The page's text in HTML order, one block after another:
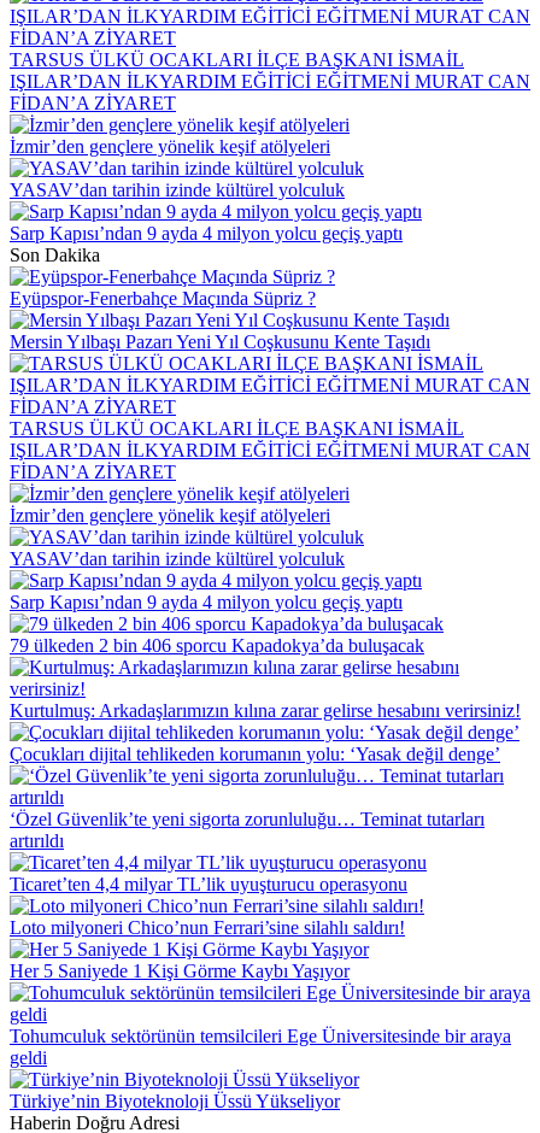
TARSUS ÜLKÜ OCAKLARI İLÇE BAŞKANI İSMAİL
IŞILAR’DAN İLKYARDIM EĞİTİCİ EĞİTMENİ MURAT CAN
FİDAN’A ZİYARET
İzmir’den gençlere yönelik keşif atölyeleri
YASAV’dan tarihin izinde kültürel yolculuk
Sarp Kapısı’ndan 9 ayda 4 milyon yolcu geçiş yaptı
Son Dakika
Eyüpspor-Fenerbahçe Maçında Süpriz ?
Mersin Yılbaşı Pazarı Yeni Yıl Coşkusunu Kente Taşıdı
TARSUS ÜLKÜ OCAKLARI İLÇE BAŞKANI İSMAİL
IŞILAR’DAN İLKYARDIM EĞİTİCİ EĞİTMENİ MURAT CAN
FİDAN’A ZİYARET
İzmir’den gençlere yönelik keşif atölyeleri
YASAV’dan tarihin izinde kültürel yolculuk
Sarp Kapısı’ndan 9 ayda 4 milyon yolcu geçiş yaptı
79 ülkeden 2 bin 406 sporcu Kapadokya’da buluşacak
Kurtulmuş: Arkadaşlarımızın kılına zarar gelirse hesabını verirsiniz!
Çocukları dijital tehlikeden korumanın yolu: ‘Yasak değil denge’
‘Özel Güvenlik’te yeni sigorta zorunluluğu… Teminat tutarları
artırıldı
Ticaret’ten 4,4 milyar TL’lik uyuşturucu operasyonu
Loto milyoneri Chico’nun Ferrari’sine silahlı saldırı!
Her 5 Saniyede 1 Kişi Görme Kaybı Yaşıyor
Tohumculuk sektörünün temsilcileri Ege Üniversitesinde bir araya
geldi
Türkiye’nin Biyoteknoloji Üssü Yükseliyor
Haberin Doğru Adresi